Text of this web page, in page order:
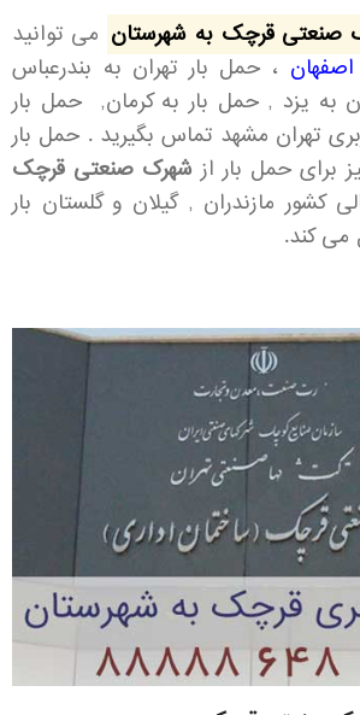
صنعتی قرچک به شهرستان می توانید
اصفهان ، حمل بار تهران به بندرعباس
به یزد , حمل بار به کرمان,حمل بار
تهران مشهد تماس بگیرید . حمل بار
برای حمل بار از شهرک صنعتی قرچک
کشور مازندران , گیلان و گلستان بار
کند.